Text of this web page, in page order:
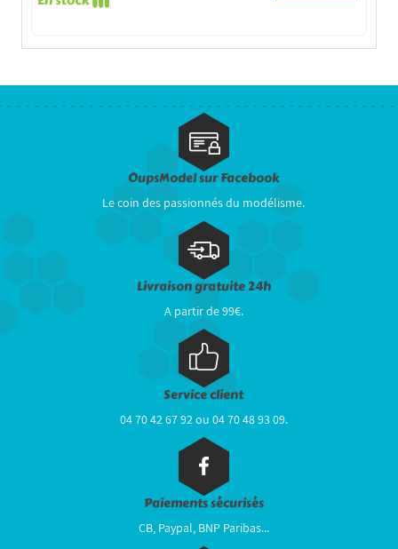
OupsModel sur Facebook
Le coin des passionnés du modélisme.
Livraison gratuite 24h
A partir de 99€.
Service client
04 70 42 67 92 ou 04 70 48 93 09.
Paiements sécurisés
CB, Paypal, BNP Paribas...